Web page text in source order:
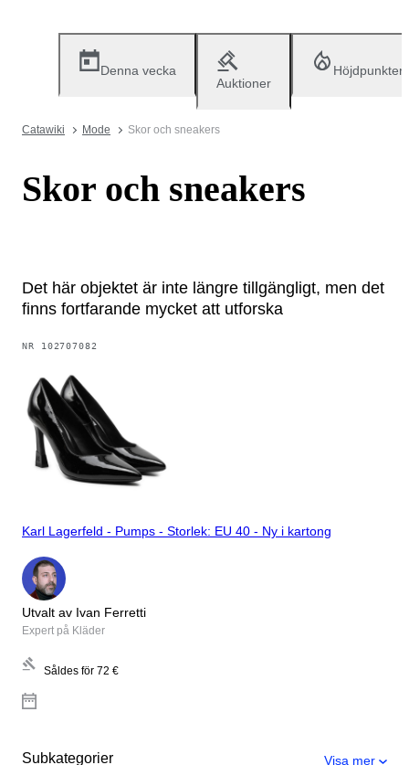
Denna vecka
Auktioner
Höjdpunkter
Catawiki Mode Skor och sneakers
Skor och sneakers
Det här objektet är inte längre tillgängligt, men det
finns fortfarande mycket att utforska
NR 102707082
Karl Lagerfeld - Pumps - Storlek: EU 40 - Ny i kartong
Utvalt av Ivan Ferretti
Expert på Kläder
Såldes för 72 €
Subkategorier Visa mer